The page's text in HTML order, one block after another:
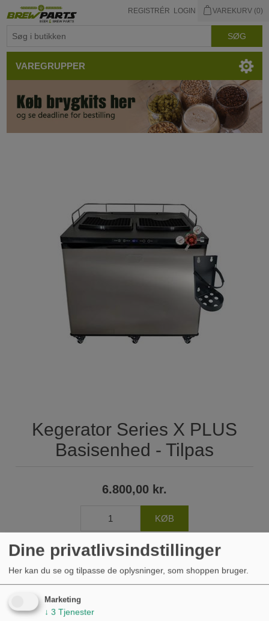
REGISTRÉR LOGIN VAREKURV (0)
VAREGRUPPER
Kegerator Series X PLUS
Basisenhed - Tilpas
6.800,00 kr.
Dine privatlivsindstillinger
Her kan du se og tilpasse de oplysninger, som shoppen bruger.
Marketing
↓ 3 Tjenester